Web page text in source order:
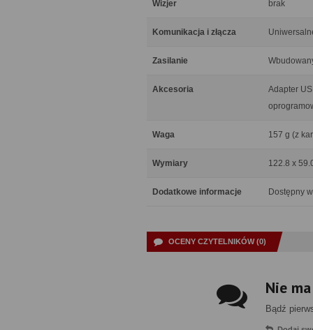
Wizjer brak
Komunikacja i złącza
Zasilanie
Akcesoria
Adapter
Waga 157 g (z
Wymiary 122.8 x
Dodatkowe informacje Dostępny
OCENY CZYTELNIKÓW (0)
Nie
Bądź